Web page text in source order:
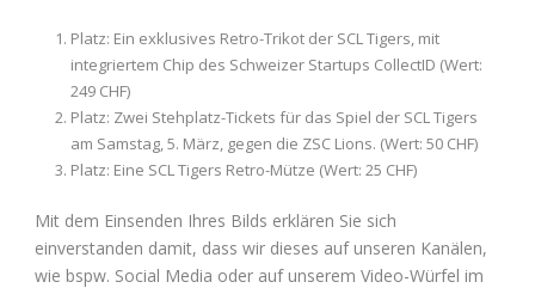
Platz: Ein exklusives Retro-Trikot der SCL Tigers, mit
integriertem Chip des Schweizer Startups CollectID (Wert:
249 CHF)
Platz: Zwei Stehplatz-Tickets für das Spiel der SCL Tigers
am Samstag, 5. März, gegen die ZSC Lions. (Wert: 50 CHF)
Platz: Eine SCL Tigers Retro-Mütze (Wert: 25 CHF)
Mit dem Einsenden Ihres Bilds erklären Sie sich
einverstanden damit, dass wir dieses auf unseren Kanälen,
wie bspw. Social Media oder auf unserem Video-Würfel im